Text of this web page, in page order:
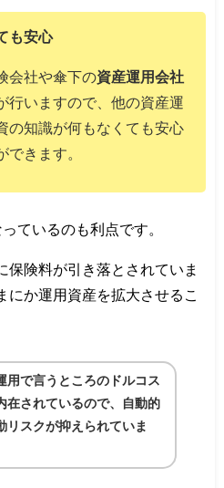
も安心
会社や傘下の資産運用会社
行いますので、他の資産運
の知識が何もなくても安心
できます。
ているのも利点です。
保険料が引き落とされていま
にか運用資産を拡大させるこ
用で言うところのドルコス
在されているので、自動的
リスクが抑えられていま